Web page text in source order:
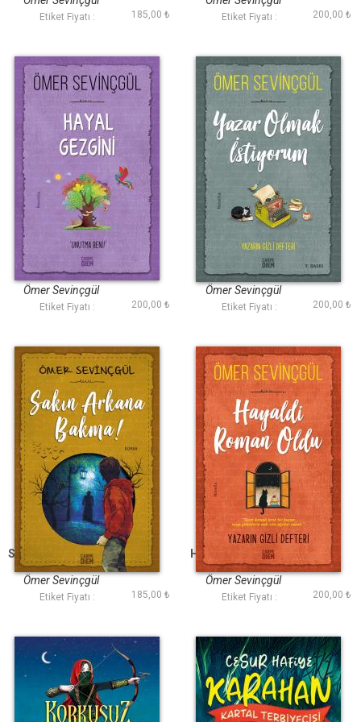
Etiket Fiyatı : 185,00 ₺ Etiket Fiyatı : 200,00 ₺
Hayal Gezgini
Ömer Sevinçgül
Etiket Fiyatı : 200,00 ₺
Yazar Olmak
İstiyorum
Ömer Sevinçgül
Etiket Fiyatı : 200,00 ₺
Sakın Arkana Bakma
Ömer Sevinçgül
Etiket Fiyatı : 185,00 ₺
Hayaldi Roman Oldu
Ömer Sevinçgül
Etiket Fiyatı : 200,00 ₺